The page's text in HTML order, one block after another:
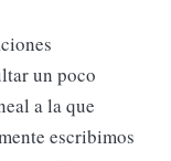
un poco
a la que
escribimos